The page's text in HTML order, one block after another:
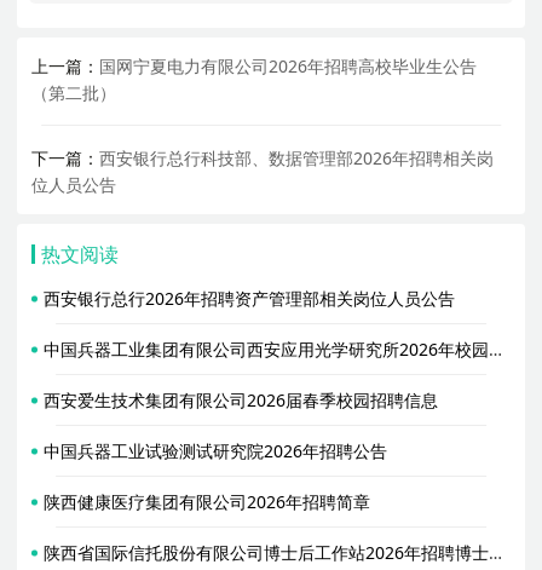
上一篇： 国网宁夏电力有限公司2026年招聘高校毕业生公告
（第二批）
下一篇：西安银行总行科技部、数据管理部2026年招聘相关岗
位人员公告
热文阅读
西安银行总行2026年招聘资产管理部相关岗位人员公告
中国兵器工业集团有限公司西安应用光学研究所2026年校园招聘博士研究生信息
西安爱生技术集团有限公司2026届春季校园招聘信息
中国兵器工业试验测试研究院2026年招聘公告
陕西健康医疗集团有限公司2026年招聘简章
陕西省国际信托股份有限公司博士后工作站2026年招聘博士后简章